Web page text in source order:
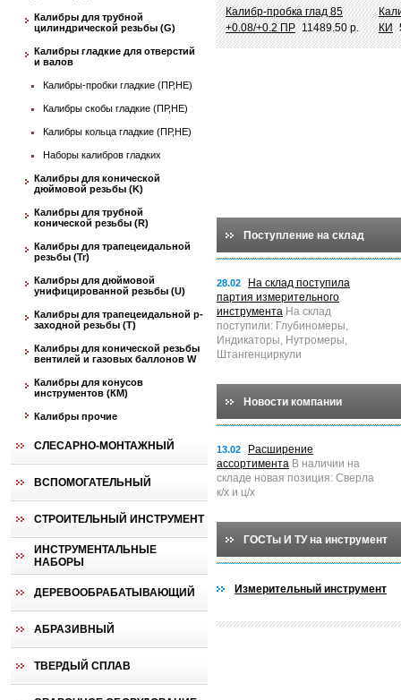
Калибры для трубной
цилиндрической резьбы (G)
Калибры гладкие для отверстий
и валов
Калибры-пробки гладкие (ПР,НЕ)
Калибры скобы гладкие (ПР,НЕ)
Калибры кольца гладкие (ПР,НЕ)
Наборы калибров гладких
Калибры для конической
дюймовой резьбы (K)
Калибры для трубной
конической резьбы (R)
Калибры для трапецеидальной
резьбы (Tr)
Калибры для дюймовой
унифицированной резьбы (U)
Калибры для трапецеидальной p-
заходной резьбы (T)
Калибры для конической резьбы
вентилей и газовых баллонов W
Калибры для конусов
инструментов (КМ)
Калибры прочие
СЛЕСАРНО-МОНТАЖНЫЙ
ВСПОМОГАТЕЛЬНЫЙ
СТРОИТЕЛЬНЫЙ ИНСТРУМЕНТ
ИНСТРУМЕНТАЛЬНЫЕ
НАБОРЫ
ДЕРЕВООБРАБАТЫВАЮЩИЙ
АБРАЗИВНЫЙ
ТВЕРДЫЙ СПЛАВ
Калибр-пробка глад 85
+0.08/+0.2 ПР 11489.50 р.
КИ
Поступление на склад
28.02
На склад поступила
партия измерительного
инструмента На склад
поступили: Глубиномеры,
Индикаторы, Нутромеры,
Штангенциркули
Новости компании
13.02
Расширение
ассортимента В наличии на
складе новая позиция: Сверла
к/х и ц/х
ГОСТы И ТУ на инструмент
Измерительный инструмент